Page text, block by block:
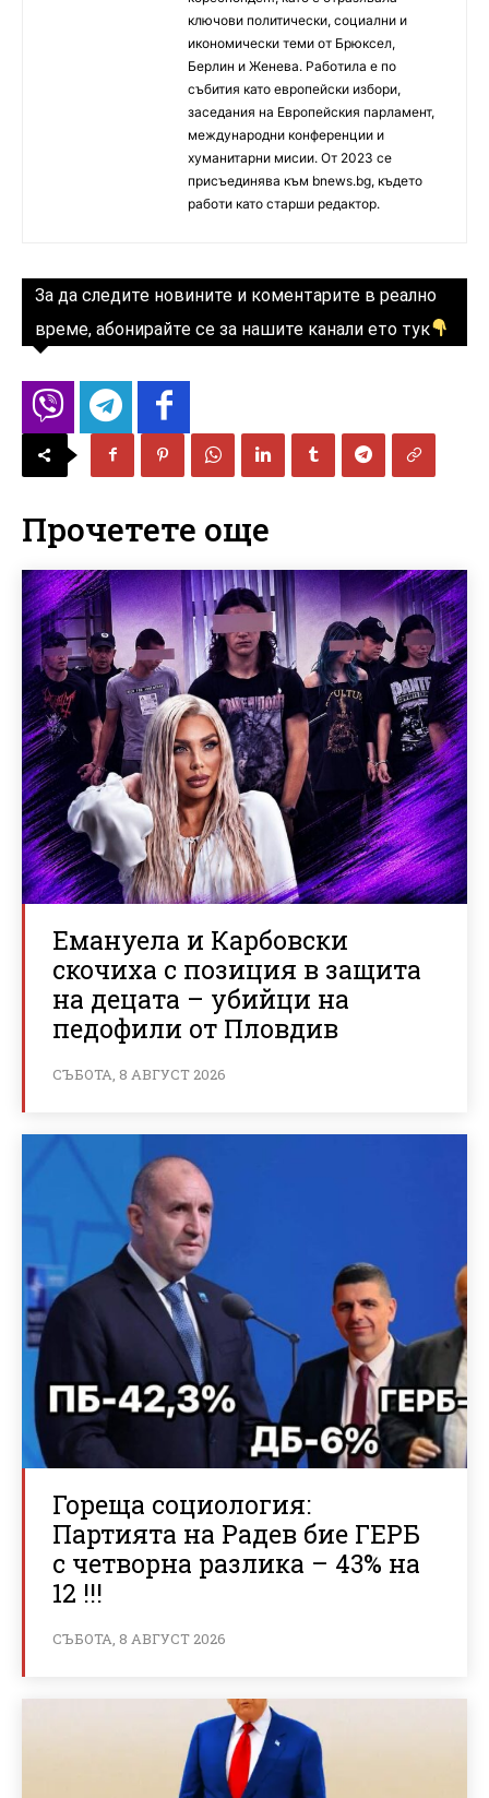
ключови политически, социални и
икономически теми от Брюксел,
Берлин и Женева. Работила е по
събития като европейски избори,
заседания на Европейския парламент,
международни конференции и
хуманитарни мисии. От 2023 се
присъединява към bnews.bg, където
работи като старши редактор.
За да следите новините и коментарите в реално
време, абонирайте се за нашите канали ето тук
Прочетете още
Емануела и Карбовски
скочиха с позиция в защита
на децата – убийци на
педофили от Пловдив
СЪБОТА, 8 АВГУСТ 2026
Гореща социология:
Партията на Радев бие ГЕРБ
с четворна разлика – 43% на
12 !!!
СЪБОТА, 8 АВГУСТ 2026